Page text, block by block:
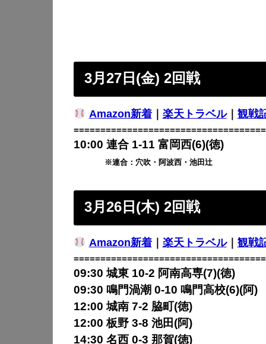
3月27日(金) 2回戦
Amazon新着｜ 楽天トラベル｜ 観戦
10:00 連合 1-11 富岡西(6)(徳)
※連合：穴吹・阿波西・池田辻
3月26日(木) 2回戦
Amazon新着｜ 楽天トラベル｜ 観戦
09:30 城東 10-2 阿南高専(7)(徳)
09:30 鳴門渦潮 0-10 鳴門高校(6)(阿)
12:00 城南 7-2 脇町(徳)
12:00 板野 3-8 池田(阿)
14:30 名西 0-3 那賀(徳)